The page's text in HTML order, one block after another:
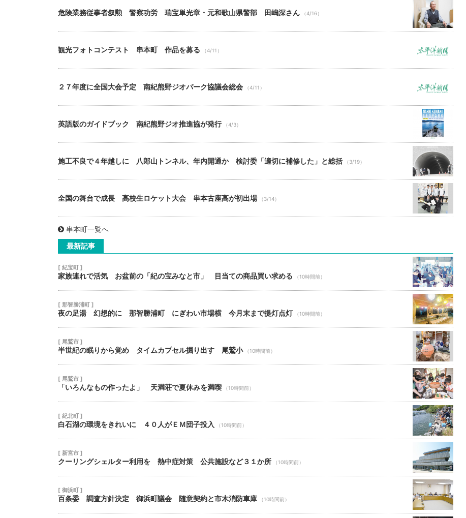
危険業務従事者叙勲 警察功労 瑞宝単光章・元和歌山県警部 田嶋深さん （4/16）
観光フォトコンテスト 串本町 作品を募る （4/11）
２７年度に全国大会予定 南紀熊野ジオパーク協議会総会 （4/11）
英語版のガイドブック 南紀熊野ジオ推進協が発行 （4/3）
施工不良で４年越しに 八郎山トンネル、年内開通か 検討委「適切に補修した」と総括 （3/19）
全国の舞台で成長 高校生ロケット大会 串本古座高が初出場 （3/14）
串本町一覧へ
最新記事
[ 紀宝町 ]
家族連れで活気 お盆前の「紀の宝みなと市」 目当ての商品買い求める （10時間前）
[ 那智勝浦町 ]
夜の足湯 幻想的に 那智勝浦町 にぎわい市場横 今月末まで提灯点灯 （10時間前）
[ 尾鷲市 ]
半世紀の眠りから覚め タイムカプセル掘り出す 尾鷲小 （10時間前）
[ 尾鷲市 ]
「いろんなもの作ったよ」 天満荘で夏休みを満喫 （10時間前）
[ 紀北町 ]
白石湖の環境をきれいに ４０人がＥＭ団子投入 （10時間前）
[ 新宮市 ]
クーリングシェルター利用を 熱中症対策 公共施設など３１か所 （10時間前）
[ 御浜町 ]
百条委 調査方針決定 御浜町議会 随意契約と市木消防車庫 （10時間前）